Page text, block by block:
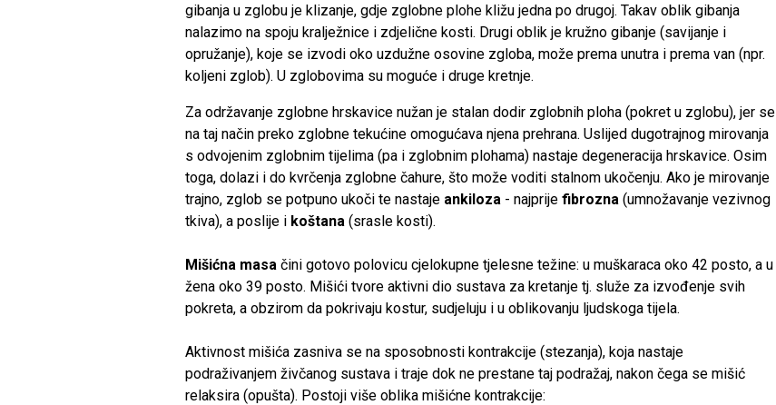
gibanja u zglobu je klizanje, gdje zglobne plohe kližu jedna po drugoj. Takav oblik gibanja
nalazimo na spoju kralježnice i zdjelične kosti. Drugi oblik je kružno gibanje (savijanje i
opružanje), koje se izvodi oko uzdužne osovine zgloba, može prema unutra i prema van (npr.
koljeni zglob). U zglobovima su moguće i druge kretnje.
Za održavanje zglobne hrskavice nužan je stalan dodir zglobnih ploha (pokret u zglobu), jer se
na taj način preko zglobne tekućine omogućava njena prehrana. Uslijed dugotrajnog mirovanja
s odvojenim zglobnim tijelima (pa i zglobnim plohama) nastaje degeneracija hrskavice. Osim
toga, dolazi i do kvrčenja zglobne čahure, što može voditi stalnom ukočenju. Ako je mirovanje
trajno, zglob se potpuno ukoči te nastaje ankiloza - najprijefibrozna (umnožavanje vezivnog
tkiva), a poslije i koštana (srasle kosti).
Mišićna masa čini gotovo polovicu cjelokupne tjelesne težine: u muškaraca oko 42 posto, a u
žena oko 39 posto. Mišići tvore aktivni dio sustava za kretanje tj. služe za izvođenje svih
pokreta, a obzirom da pokrivaju kostur, sudjeluju i u oblikovanju ljudskoga tijela.
Aktivnost mišića zasniva se na sposobnosti kontrakcije (stezanja), koja nastaje
podraživanjem živčanog sustava i traje dok ne prestane taj podražaj, nakon čega se mišić
relaksira (opušta). Postoji više oblika mišićne kontrakcije: